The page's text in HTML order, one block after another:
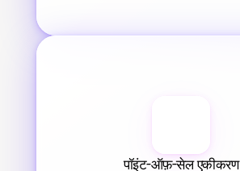
पॉइंट-ऑफ़-सेल एकीकरण